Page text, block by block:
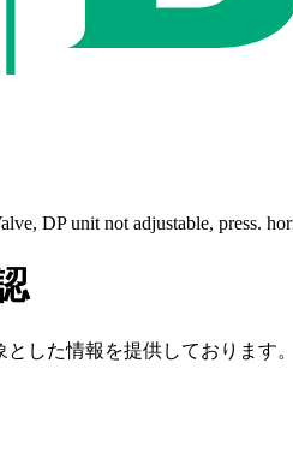
DP unit not adjustable, press.
した情報を提供しておりま